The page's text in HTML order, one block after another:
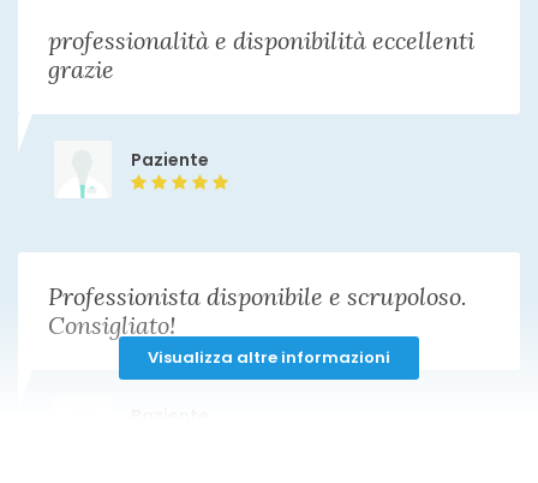
professionalità e disponibilità eccellenti
grazie
Paziente
Professionista disponibile e scrupoloso.
Consigliato!
Visualizza altre informazioni